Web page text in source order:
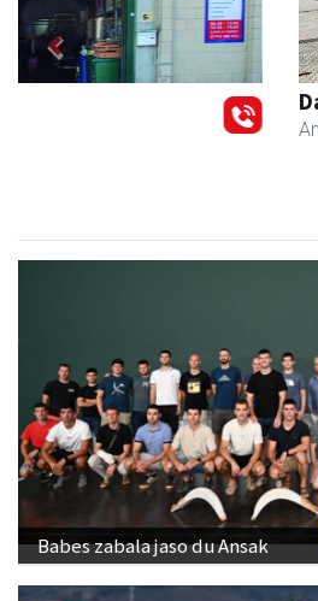
Previous
Babes zabala jaso du Ansak